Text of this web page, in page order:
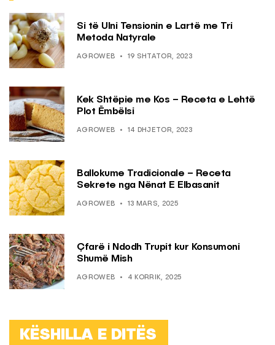
Si të Ulni Tensionin e Lartë me Tri
Metoda Natyrale
AGROWEB 19 SHTATOR, 2023
Kek Shtëpie me Kos – Receta e Lehtë
Plot Ëmbëlsi
AGROWEB 14 DHJETOR, 2023
Ballokume Tradicionale – Receta
Sekrete nga Nënat E Elbasanit
AGROWEB 13 MARS, 2025
Çfarë i Ndodh Trupit kur Konsumoni
Shumë Mish
AGROWEB 4 KORRIK, 2025
KËSHILLA E DITËS